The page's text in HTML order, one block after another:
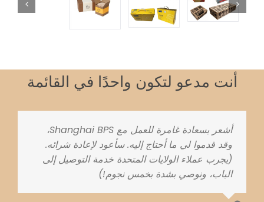
أنت مدعو لتكون واحدًا في القائمة
أشعر بسعادة غامرة للعمل مع Shanghai BPS،
وقد قدموا لي ما أحتاج إليه. سأعود لإعادة شرائه.
(يجرب عملاء الولايات المتحدة خدمة التوصيل إلى
الباب، ونوصي بشدة بخمس نجوم!)